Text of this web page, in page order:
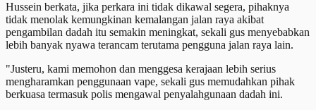
Hussein berkata, jika perkara ini tidak dikawal segera, pihaknya
tidak menolak kemungkinan kemalangan jalan raya akibat
pengambilan dadah itu semakin meningkat, sekali gus menyebabkan
lebih banyak nyawa terancam terutama pengguna jalan raya lain.
"Justeru, kami memohon dan menggesa kerajaan lebih serius
mengharamkan penggunaan vape, sekali gus memudahkan pihak
berkuasa termasuk polis mengawal penyalahgunaan dadah ini.